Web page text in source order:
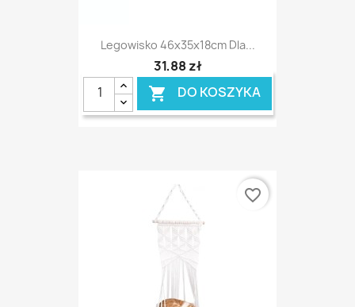
Legowisko 46x35x18cm Dla...
31,88 zł
 DO KOSZYKA
favorite_border